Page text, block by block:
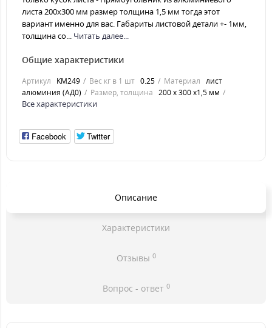
листа 200х300 мм размер толщина 1,5 мм тогда этот
вариант именно для вас. Габариты листовой детали +- 1мм,
толщина со... Читать далее...
Общие характеристики
Артикул KM249 Вес кг в 1 шт 0.25 Материал лист
алюминия (АД0)
Размер, толщина 200 х 300 х1,5 мм
Все характеристики
Facebook Twitter
Описание
Характеристики
Отзывы 0
Вопрос - ответ 0